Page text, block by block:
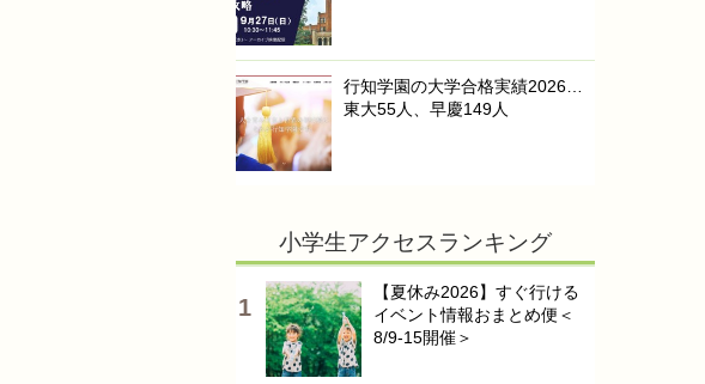
行知学園の大学合格実績2026…
東大55人、早慶149人
小学生アクセスランキング
【夏休み2026】すぐ行ける
イベント情報おまとめ便＜
8/9-15開催＞